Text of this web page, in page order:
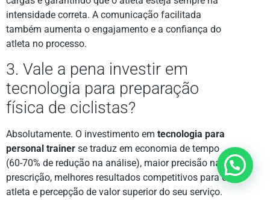
intensidade correta. A comunicação facilitada
também aumenta o engajamento e a confiança do
atleta no processo.
3. Vale a pena investir em
tecnologia para preparação
física de ciclistas?
Absolutamente. O investimento em tecnologia para
personal trainer se traduz em economia de tempo
(60-70% de redução na análise), maior precisão na
prescrição, melhores resultados competitivos para o
atleta e percepção de valor superior do seu serviço.
Quer alguma ajuda?